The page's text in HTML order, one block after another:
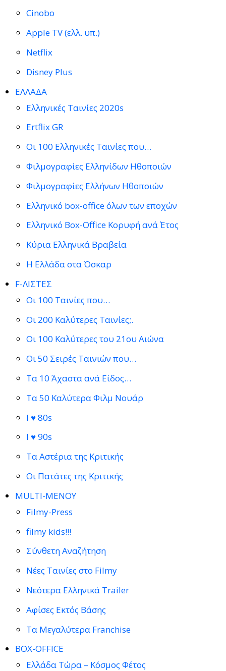
Cinobo
Apple TV (ελλ. υπ.)
Netflix
Disney Plus
ΕΛΛΑΔΑ
Ελληνικές Ταινίες 2020s
Ertflix GR
Οι 100 Ελληνικές Ταινίες που…
Φιλμογραφίες Ελληνίδων Ηθοποιών
Φιλμογραφίες Ελλήνων Ηθοποιών
Ελληνικό box-office όλων των εποχών
Ελληνικό Box-Office Κορυφή ανά Έτος
Κύρια Ελληνικά Βραβεία
Η Ελλάδα στα Όσκαρ
F-ΛΙΣΤΕΣ
Οι 100 Ταινίες που…
Οι 200 Καλύτερες Ταινίες;.
Οι 100 Καλύτερες του 21ου Αιώνα
Οι 50 Σειρές Ταινιών που…
Τα 10 Άχαστα ανά Είδος…
Τα 50 Καλύτερα Φιλμ Νουάρ
I ♥ 80s
I ♥ 90s
Τα Αστέρια της Κριτικής
Οι Πατάτες της Κριτικής
MULTI-ΜΕΝΟΥ
Filmy-Press
filmy kids!!!
Σύνθετη Αναζήτηση
Νέες Ταινίες στο Filmy
Νεότερα Ελληνικά Trailer
Αφίσες Εκτός Βάσης
Τα Μεγαλύτερα Franchise
BOX-OFFICE
Ελλάδα Τώρα – Κόσμος Φέτος